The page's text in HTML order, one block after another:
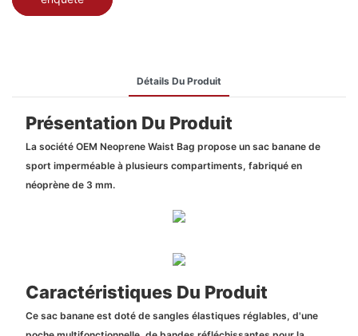
Détails Du Produit
Présentation Du Produit
La société OEM Neoprene Waist Bag propose un sac banane de
sport imperméable à plusieurs compartiments, fabriqué en
néoprène de 3 mm.
Caractéristiques Du Produit
Ce sac banane est doté de sangles élastiques réglables, d'une